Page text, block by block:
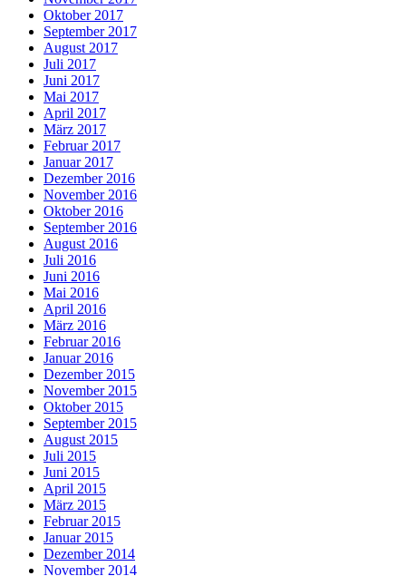
Oktober 2017
September 2017
August 2017
Juli 2017
Juni 2017
Mai 2017
April 2017
März 2017
Februar 2017
Januar 2017
Dezember 2016
November 2016
Oktober 2016
September 2016
August 2016
Juli 2016
Juni 2016
Mai 2016
April 2016
März 2016
Februar 2016
Januar 2016
Dezember 2015
November 2015
Oktober 2015
September 2015
August 2015
Juli 2015
Juni 2015
April 2015
März 2015
Februar 2015
Januar 2015
Dezember 2014
November 2014